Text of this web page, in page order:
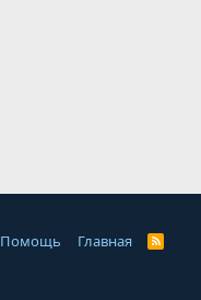
Помощь Главная